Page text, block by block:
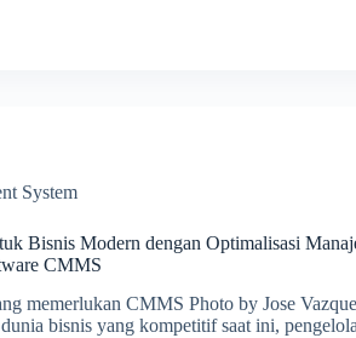
System
Bisnis Modern dengan Optimalisasi
CMMS
memerlukan CMMS Photo by Jose
bisnis yang kompetitif saat ini,